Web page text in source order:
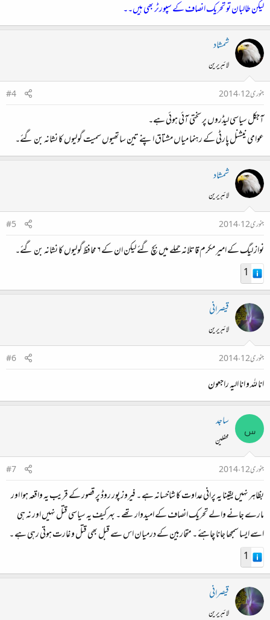
لیکن طالبان تو تحریک انصاف کے سپورٹر بھی ہیں۔۔
شمشاد
لائبریرین
جنوری 12، 2014
#4
آجکل سیاسی لیڈروں پر سختی آئی ہوئی ہے۔
عوامی نیشنل پارٹی کے رہنما میاں مشتاق اپنے تین ساتھیوں سمیت گولیوں کا نشانہ بن گئے۔
شمشاد
لائبریرین
جنوری 12، 2014
#5
نواز لیگ کے امیر مکرم قاتلانہ حملے میں بچ گئے لیکن ان کے ۶ محافظ گولیوں کا نشانہ بن گئے۔
1
قیصرانی
لائبریرین
جنوری 12، 2014
#6
انا للہ و انا الیہ راجعون
س ساجد
محفلین
جنوری 12، 2014
#7
بظاہر نہیں یقینا یہ پرانی عداوت کا شاخسانہ ہے ۔ فیروز پور روڈ پر قصور کے قریب یہ واقعہ ہوا اور
مارے جانے والے تحریک انصاف کے امیدوار تھے ۔ بہر کیف یہ سیاسی قتل نہیں اور نہ ہی
اسے ایسا سمجھا جانا چاہئے ۔ متحاربین کے درمیان اس سے قبل بھی قتل و غارت ہوتی رہی ہے ۔
1
قیصرانی
لائبریرین